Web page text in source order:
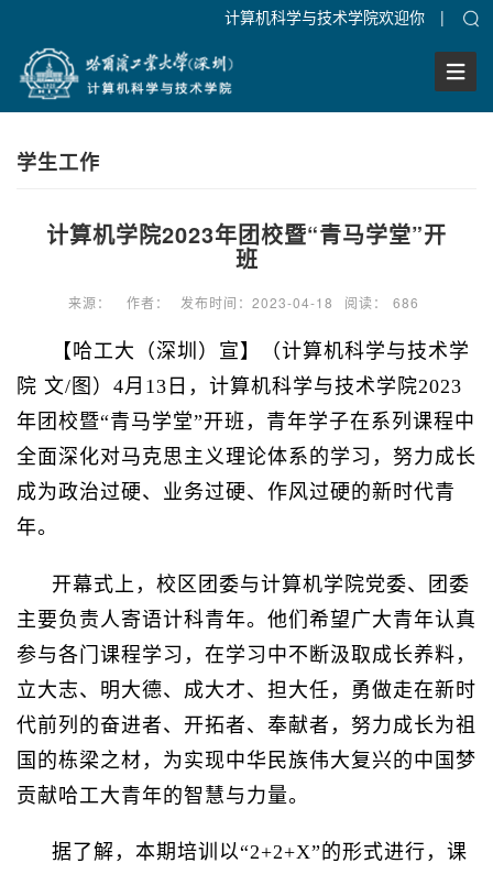
计算机科学与技术学院欢迎你 |
学生工作
计算机学院2023年团校暨“青马学堂”开
班
来源： 作者： 发布时间：2023-04-18 阅读： 686
【哈工大（深圳）宣】（计算机科学与技术学
院 文/图）4月13日，计算机科学与技术学院2023
年团校暨“青马学堂”开班，青年学子在系列课程中
全面深化对马克思主义理论体系的学习，努力成长
成为政治过硬、业务过硬、作风过硬的新时代青
年。
开幕式上，校区团委与计算机学院党委、团委
主要负责人寄语计科青年。他们希望广大青年认真
参与各门课程学习，在学习中不断汲取成长养料，
立大志、明大德、成大才、担大任，勇做走在新时
代前列的奋进者、开拓者、奉献者，努力成长为祖
国的栋梁之材，为实现中华民族伟大复兴的中国梦
贡献哈工大青年的智慧与力量。
据了解，本期培训以“2+2+X”的形式进行，课